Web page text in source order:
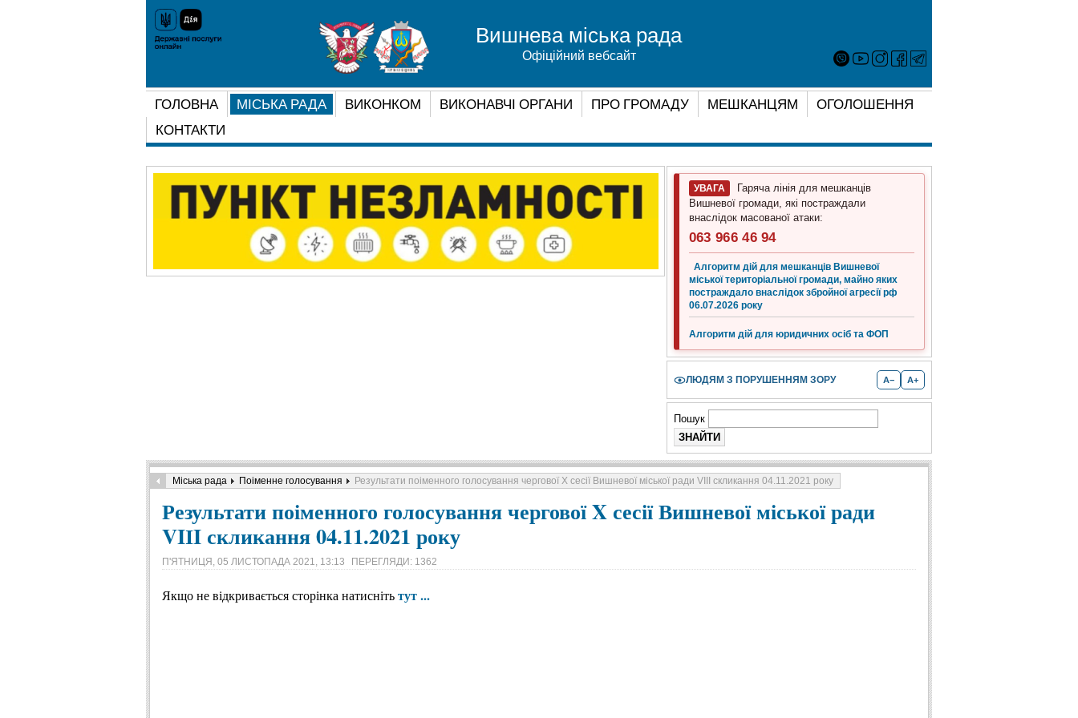
ГОЛОВНА МІСЬКА РАДА ВИКОНКОМ ВИКОНАВЧІ ОРГАНИ ПРО ГРОМАДУ МЕШКАНЦЯМ
ОГОЛОШЕННЯ
КОНТАКТИ
Вишнева міська рада
Офіційний вебсайт
УВАГА
Гаряча лінія для мешканців
Вишневої громади, які постраждали
внаслідок масованої атаки:
063 966 46 94
Алгоритм дій для мешканців Вишневої
міської територіальної громади, майно яких
постраждало внаслідок збройної агресії рф
06.07.2026 року
Алгоритм дій для юридичних осіб та ФОП
ЛЮДЯМ З ПОРУШЕННЯМ ЗОРУ A− A+
Пошук
Міська рада Поіменне голосування Результати поіменного голосування чергової X сесії Вишневої міської ради VIІI скликання 04.11.2021 року
Результати поіменного голосування чергової X сесії Вишневої міської ради
VIІI скликання 04.11.2021 року
П'ЯТНИЦЯ, 05 ЛИСТОПАДА 2021, 13:13 ПЕРЕГЛЯДИ: 1362
Якщо не відкривається сторінка натиснітьтут ...